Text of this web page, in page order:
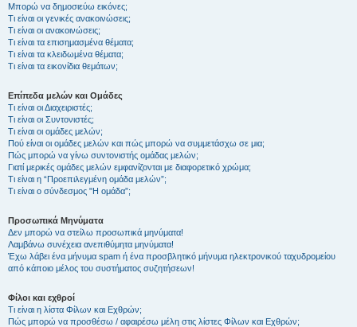
Μπορώ να δημοσιεύω εικόνες;
Τι είναι οι γενικές ανακοινώσεις;
Τι είναι οι ανακοινώσεις;
Τι είναι τα επισημασμένα θέματα;
Τι είναι τα κλειδωμένα θέματα;
Τι είναι τα εικονίδια θεμάτων;
Επίπεδα μελών και Ομάδες
Τι είναι οι Διαχειριστές;
Τι είναι οι Συντονιστές;
Τι είναι οι ομάδες μελών;
Πού είναι οι ομάδες μελών και πώς μπορώ να συμμετάσχω σε μια;
Πώς μπορώ να γίνω συντονιστής ομάδας μελών;
Γιατί μερικές ομάδες μελών εμφανίζονται με διαφορετικό χρώμα;
Τι είναι η “Προεπιλεγμένη ομάδα μελών”;
Τι είναι ο σύνδεσμος "Η ομάδα”;
Προσωπικά Μηνύματα
Δεν μπορώ να στείλω προσωπικά μηνύματα!
Λαμβάνω συνέχεια ανεπιθύμητα μηνύματα!
Έχω λάβει ένα μήνυμα spam ή ένα προσβλητικό μήνυμα ηλεκτρονικού ταχυδρομείου
από κάποιο μέλος του συστήματος συζητήσεων!
Φίλοι και εχθροί
Τι είναι η λίστα Φίλων και Εχθρών;
Πώς μπορώ να προσθέσω / αφαιρέσω μέλη στις λίστες Φίλων και Εχθρών;